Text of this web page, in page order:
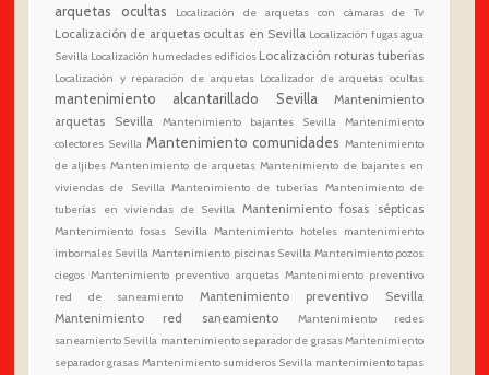
arquetas ocultas
Localización de arquetas con cámaras de Tv
Localización de arquetas ocultas en Sevilla Localización fugas agua
Sevilla Localización humedades edificios Localización roturas tuberías
Localización y reparación de arquetas Localizador de arquetas ocultas
mantenimiento alcantarillado Sevilla
Mantenimiento
arquetas Sevilla
Mantenimiento bajantes Sevilla
Mantenimiento
colectores Sevilla Mantenimiento comunidades Mantenimiento
de aljibes Mantenimiento de arquetas Mantenimiento de bajantes en
viviendas de Sevilla Mantenimiento de tuberías Mantenimiento de
tuberías en viviendas de Sevilla Mantenimiento fosas sépticas
Mantenimiento fosas Sevilla Mantenimiento hoteles mantenimiento
imbornales Sevilla Mantenimiento piscinas Sevilla Mantenimiento pozos
ciegos Mantenimiento preventivo arquetas Mantenimiento preventivo
red de saneamiento
Mantenimiento preventivo Sevilla
Mantenimiento red saneamiento
Mantenimiento redes
saneamiento Sevilla mantenimiento separador de grasasMantenimiento
separador grasas Mantenimiento sumideros Sevilla mantenimiento tapas